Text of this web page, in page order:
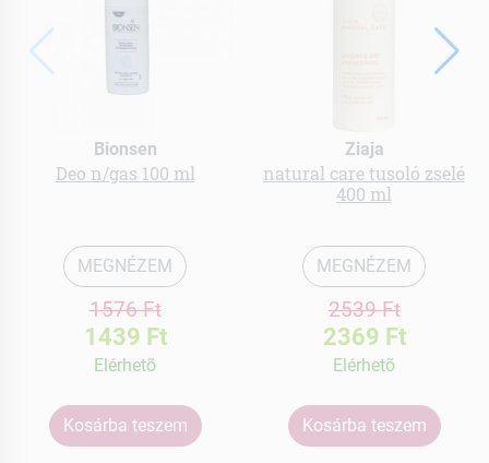
Bionsen
Deo n/gas 100 ml
MEGNÉZEM
1576 Ft
1439 Ft
Elérhetõ
Kosárba teszem
Ziaja
natural care tusoló zselé
400 ml
MEGNÉZEM
2539 Ft
2369 Ft
Elérhetõ
Kosárba teszem